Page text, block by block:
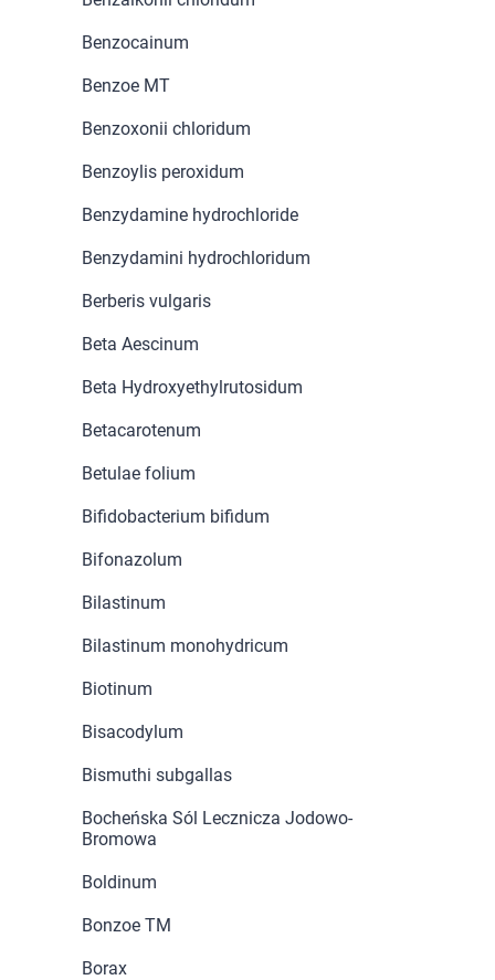
Benzocainum
Benzoe MT
Benzoxonii chloridum
Benzoylis peroxidum
Benzydamine hydrochloride
Benzydamini hydrochloridum
Berberis vulgaris
Beta Aescinum
Beta Hydroxyethylrutosidum
Betacarotenum
Betulae folium
Bifidobacterium bifidum
Bifonazolum
Bilastinum
Bilastinum monohydricum
Biotinum
Bisacodylum
Bismuthi subgallas
Bocheńska Sól Lecznicza Jodowo-
Bromowa
Boldinum
Bonzoe TM
Borax